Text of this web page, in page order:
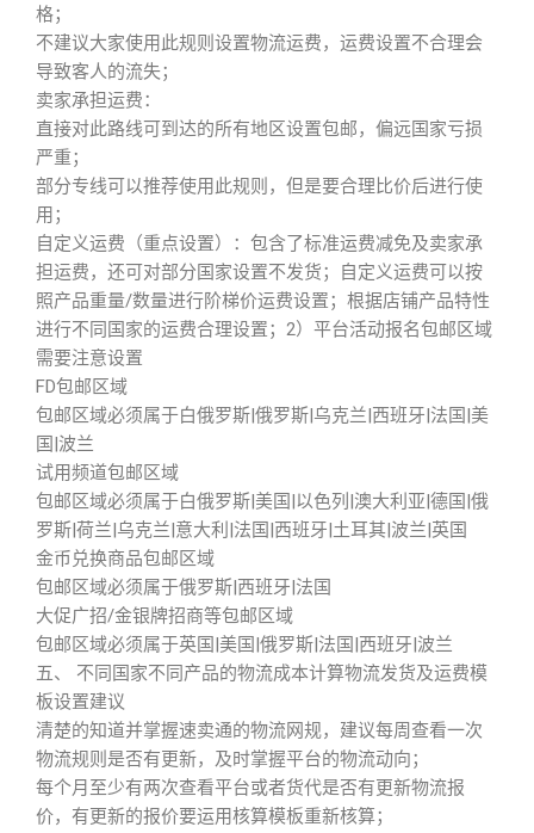
格；
不建议大家使用此规则设置物流运费，运费设置不合理会
导致客人的流失；
卖家承担运费：
直接对此路线可到达的所有地区设置包邮，偏远国家亏损
严重；
部分专线可以推荐使用此规则，但是要合理比价后进行使
用；
自定义运费（重点设置）：包含了标准运费减免及卖家承
担运费，还可对部分国家设置不发货；自定义运费可以按
照产品重量/数量进行阶梯价运费设置；根据店铺产品特性
进行不同国家的运费合理设置；2）平台活动报名包邮区域
需要注意设置
FD包邮区域
包邮区域必须属于白俄罗斯|俄罗斯|乌克兰|西班牙|法国|美
国|波兰
试用频道包邮区域
包邮区域必须属于白俄罗斯|美国|以色列|澳大利亚|德国|俄
罗斯|荷兰|乌克兰|意大利|法国|西班牙|土耳其|波兰|英国
金币兑换商品包邮区域
包邮区域必须属于俄罗斯|西班牙|法国
大促广招/金银牌招商等包邮区域
包邮区域必须属于英国|美国|俄罗斯|法国|西班牙|波兰
五、 不同国家不同产品的物流成本计算物流发货及运费模
板设置建议
清楚的知道并掌握速卖通的物流网规，建议每周查看一次
物流规则是否有更新，及时掌握平台的物流动向；
每个月至少有两次查看平台或者货代是否有更新物流报
价，有更新的报价要运用核算模板重新核算；